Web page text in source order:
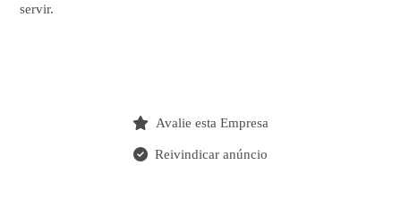
servir.
Avalie esta Empresa
Reivindicar anúncio